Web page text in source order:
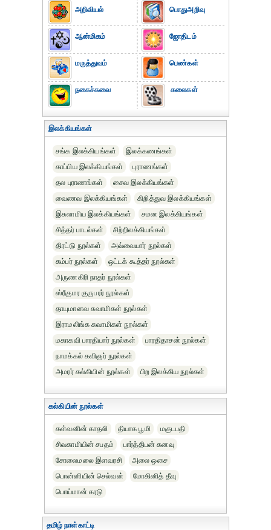
அறிவியல்
ஆன்மிகம்
மருத்துவம்
நகைச்சுவை
பொதுஅறிவு
ஜோதிடம்
பெண்கள்
கலைகள்
இலக்கியங்கள்
சங்க இலக்கியங்கள்
இலக்கணங்கள்
காப்பிய இலக்கியங்கள்
புராணங்கள்
தல புராணங்கள்
சைவ இலக்கியங்கள்
வைணவ இலக்கியங்கள்
கிறித்துவ இலக்கியங்கள்
இசுலாமிய இலக்கியங்கள்
சமன இலக்கியங்கள்
சித்தர் பாடல்கள்
சிற்றிலக்கியங்கள்
திரட்டு நூல்கள்
அவ்வையார் நூல்கள்
கம்பர் நூல்கள்
ஒட்டக் கூத்தர் நூல்கள்
அருணகிரி நாதர் நூல்கள்
ஸ்ரீகுமர குருபரர் நூல்கள்
தாயுமானவ சுவாமிகள் நூல்கள்
இராமலிங்க சுவாமிகள் நூல்கள்
மகாகவி பாரதியார் நூல்கள்
பாரதிதாசன் நூல்கள்
நாமக்கல் கவிஞர் நூல்கள்
அமரர் கல்கியின் நூல்கள்
பிற இலக்கிய நூல்கள்
கல்கியின் நூல்கள்
கள்வனின் காதலி தியாக பூமி
மகுடபதி
சிவகாமியின் சபதம்
பார்த்திபன் கனவு
சோலைமலை இளவரசி
அலை ஒசை
பொன்னியின் செல்வன்
மோகினித் தீவு
பொய்மான் கரடு
தமிழ் நாள்காட்டி